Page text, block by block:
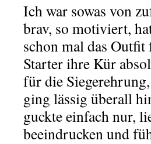
Ich war sowas von
brav, so motiviert,
schon mal das
Starter ihre Kür
für die
ging lässig überall
guckte einfach nur,
beeindrucken und